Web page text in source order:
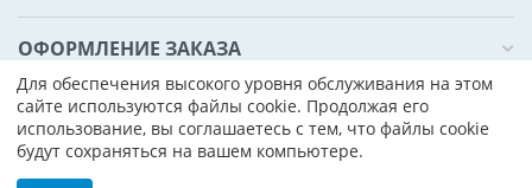
ОФОРМЛЕНИЕ ЗАКАЗА
КОНТАКТЫ
© 2000 - 2026 Компьютер Плаза. На базе
CS-Cart - Платформа для
Для обеспечения высокого уровня обслуживания на этом
сайте используются файлы cookie. Продолжая его
использование, вы соглашаетесь с тем, что файлы cookie
будут сохраняться на вашем компьютере.